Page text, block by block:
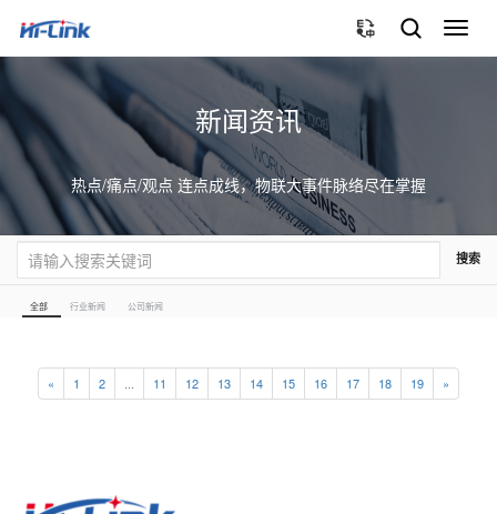
切
换
新闻资讯
热点/痛点/观点 连点成线，物联大事件脉络尽在掌握
搜索
全部 行业新闻 公司新闻
« 1 2 11 12 13 14 15 16 17 18 19 »